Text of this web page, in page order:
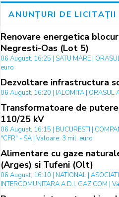
ANUNȚURI DE LICITAȚII
Renovare energetica
Negresti-Oas (Lot 5)
06 August, 16:25 | SATU MARE |
euro
Dezvoltare infrastructura
06 August, 16:20 | IALOMITA | ORASUL
Transformatoare de
110/25 kV
06 August, 16:15 | BUCURESTI |
"CFR" - SA | Valoare: 3 mil. euro
Alimentare cu gaze
(Arges) si Tufeni (Olt)
06 August, 16:10 | NATIONAL |
INTERCOMUNITARA A.D.I. GAZ COM |